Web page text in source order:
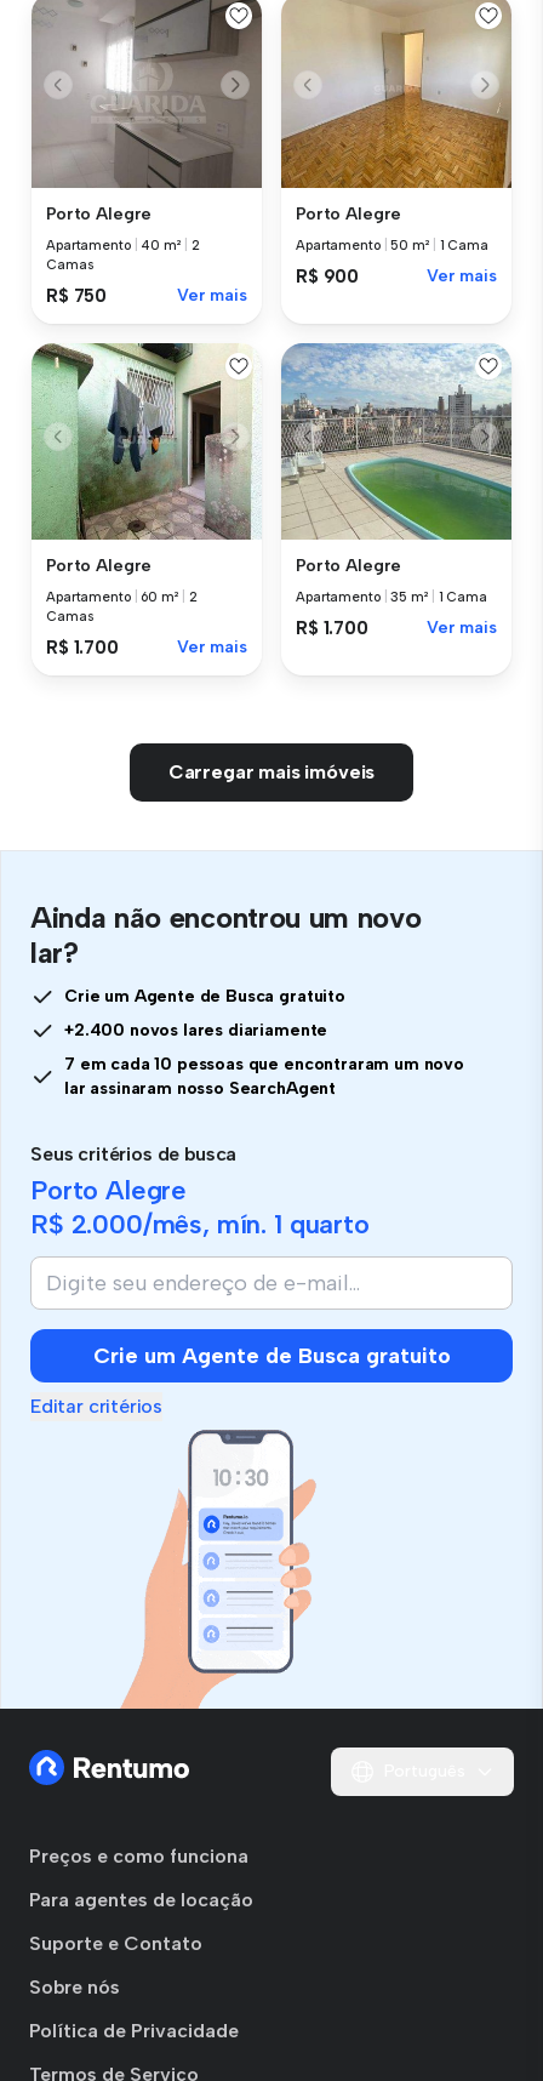
Porto Alegre
Apartamento 40 m²
2
Camas
R$ 750 Ver mais
Porto Alegre
Apartamento |50 m² 1 Cama
R$ 900 Ver mais
Porto Alegre
Apartamento 60 m²
2
Camas
R$ 1.700 Ver mais
Porto Alegre
Apartamento |35 m² 1 Cama
R$ 1.700 Ver mais
Carregar mais imóveis
Ainda não encontrou um novo
lar?
Crie um Agente de Busca gratuito
+2.400 novos lares diariamente
7 em cada 10 pessoas que encontraram um novo
lar assinaram nosso SearchAgent
Seus critérios de busca
Porto Alegre
R$ 2.000/mês, mín. 1 quarto
Crie um Agente de Busca gratuito
Editar critérios
Preços e como funciona
Para agentes de locação
Suporte e Contato
Sobre nós
Política de Privacidade
Termos de Serviço